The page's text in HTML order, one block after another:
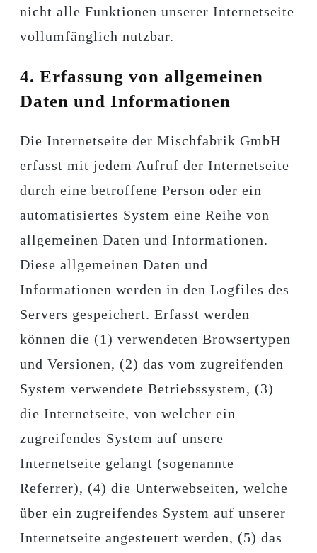
nicht alle Funktionen unserer Internetseite
vollumfänglich nutzbar.
4. Erfassung von allgemeinen
Daten und Informationen
Die Internetseite der Mischfabrik GmbH
erfasst mit jedem Aufruf der Internetseite
durch eine betroffene Person oder ein
automatisiertes System eine Reihe von
allgemeinen Daten und Informationen.
Diese allgemeinen Daten und
Informationen werden in den Logfiles des
Servers gespeichert. Erfasst werden
können die (1) verwendeten Browsertypen
und Versionen, (2) das vom zugreifenden
System verwendete Betriebssystem, (3)
die Internetseite, von welcher ein
zugreifendes System auf unsere
Internetseite gelangt (sogenannte
Referrer), (4) die Unterwebseiten, welche
über ein zugreifendes System auf unserer
Internetseite angesteuert werden, (5) das